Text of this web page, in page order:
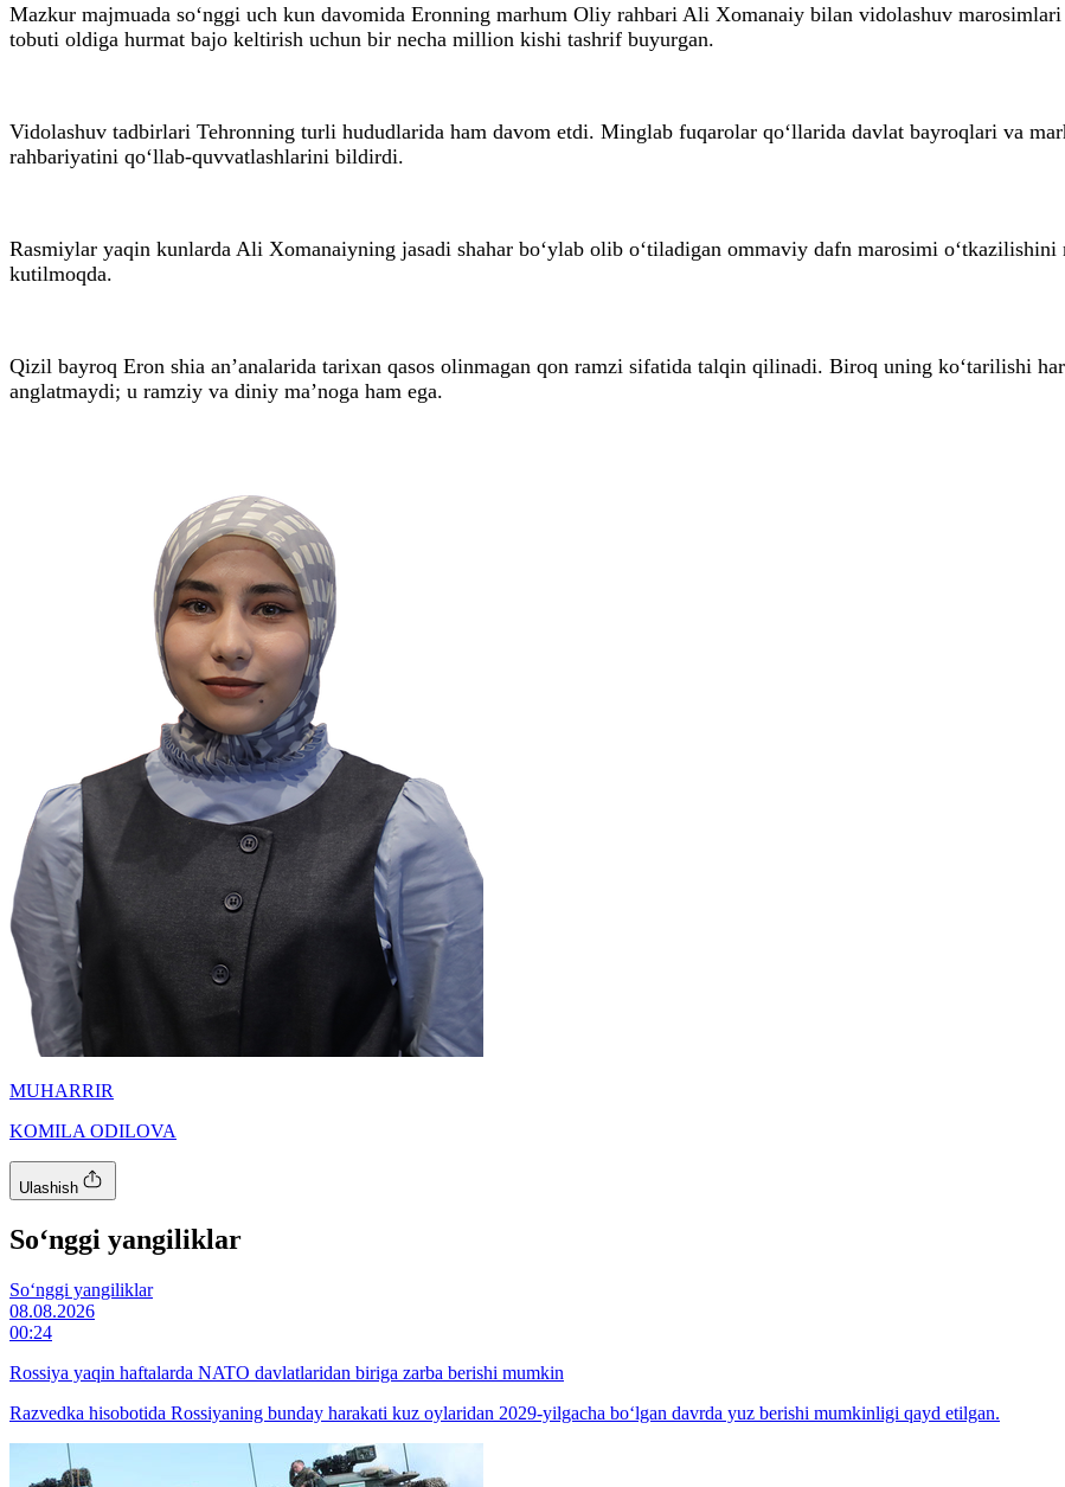
Mazkur majmuada so‘nggi uch kun davomida Eronning marhum Oliy rahbari Ali Xomanaiy bilan vidolashuv
tobuti oldiga hurmat bajo keltirish uchun bir necha million kishi tashrif buyurgan.
Vidolashuv tadbirlari Tehronning turli hududlarida ham davom etdi. Minglab fuqarolar qo‘llarida davlat bayroqlari va
rahbariyatini qo‘llab-quvvatlashlarini bildirdi.
Rasmiylar yaqin kunlarda Ali Xomanaiyning jasadi shahar bo‘ylab olib o‘tiladigan ommaviy dafn marosimi
kutilmoqda.
Qizil bayroq Eron shia an’analarida tarixan qasos olinmagan qon ramzi sifatida talqin qilinadi. Biroq uning ko‘tarilishi
anglatmaydi; u ramziy va diniy ma’noga ham ega.
MUHARRIR
KOMILA ODILOVA
Ulashish
So‘nggi yangiliklar
So‘nggi yangiliklar
08.08.2026
00:24
Rossiya yaqin haftalarda NATO davlatlaridan biriga zarba berishi mumkin
Razvedka hisobotida Rossiyaning bunday harakati kuz oylaridan 2029-yilgacha bo‘lgan davrda yuz berishi mumkinligi qayd etilgan.